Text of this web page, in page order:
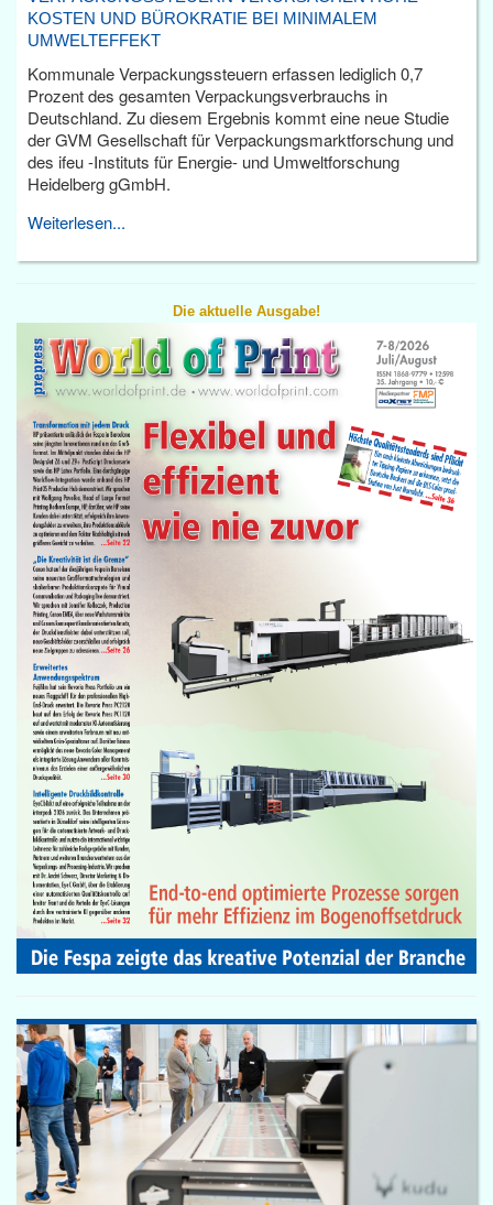
KOSTEN UND BÜROKRATIE BEI MINIMALEM
UMWELTEFFEKT
Kommunale Verpackungssteuern erfassen lediglich 0,7
Prozent des gesamten Verpackungsverbrauchs in
Deutschland. Zu diesem Ergebnis kommt eine neue Studie
der GVM Gesellschaft für Verpackungsmarktforschung und
des ifeu -Instituts für Energie- und Umweltforschung
Heidelberg gGmbH.
Weiterlesen...
Die aktuelle Ausgabe!